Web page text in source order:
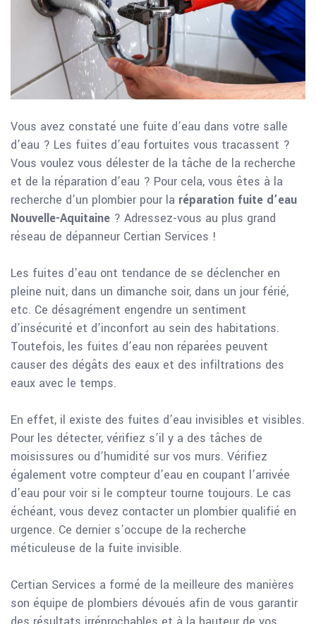
Vous avez constaté une fuite d’eau dans votre salle
d’eau ? Les fuites d’eau fortuites vous tracassent ?
Vous voulez vous délester de la tâche de la recherche
et de la réparation d’eau ? Pour cela, vous êtes à la
recherche d’un plombier pour la réparation fuite d’eau
Nouvelle-Aquitaine ? Adressez-vous au plus grand
réseau de dépanneur Certian Services !
Les fuites d’eau ont tendance de se déclencher en
pleine nuit, dans un dimanche soir, dans un jour férié,
etc. Ce désagrément engendre un sentiment
d’insécurité et d’inconfort au sein des habitations.
Toutefois, les fuites d’eau non réparées peuvent
causer des dégâts des eaux et des infiltrations des
eaux avec le temps.
En effet, il existe des fuites d’eau invisibles et visibles.
Pour les détecter, vérifiez s’il y a des tâches de
moisissures ou d’humidité sur vos murs. Vérifiez
également votre compteur d’eau en coupant l’arrivée
d’eau pour voir si le compteur tourne toujours. Le cas
échéant, vous devez contacter un plombier qualifié en
urgence. Ce dernier s’occupe de la recherche
méticuleuse de la fuite invisible.
Certian Services a formé de la meilleure des manières
son équipe de plombiers dévoués afin de vous garantir